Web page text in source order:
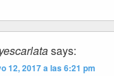
says:
12, 2017 a las 6:21 pm